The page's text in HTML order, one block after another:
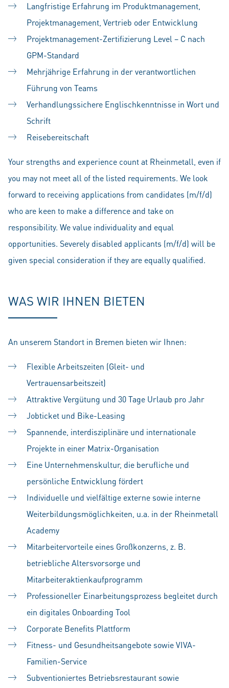
Langfristige Erfahrung im Produktmanagement,
Projektmanagement, Vertrieb oder Entwicklung
Projektmanagement-Zertifizierung Level – C nach
GPM-Standard
Mehrjährige Erfahrung in der verantwortlichen
Führung von Teams
Verhandlungssichere Englischkenntnisse in Wort und
Schrift
Reisebereitschaft
Your strengths and experience count at Rheinmetall, even if
you may not meet all of the listed requirements. We look
forward to receiving applications from candidates (m/f/d)
who are keen to make a difference and take on
responsibility. We value individuality and equal
opportunities. Severely disabled applicants (m/f/d) will be
given special consideration if they are equally qualified.
WAS WIR IHNEN BIETEN
An unserem Standort in Bremen bieten wir Ihnen:
Flexible Arbeitszeiten (Gleit- und
Vertrauensarbeitszeit)
Attraktive Vergütung und 30 Tage Urlaub pro Jahr
Jobticket und Bike-Leasing
Spannende, interdisziplinäre und internationale
Projekte in einer Matrix-Organisation
Eine Unternehmenskultur, die berufliche und
persönliche Entwicklung fördert
Individuelle und vielfältige externe sowie interne
Weiterbildungsmöglichkeiten, u.a. in der Rheinmetall
Academy
Mitarbeitervorteile eines Großkonzerns, z. B.
betriebliche Altersvorsorge und
Mitarbeiteraktienkaufprogramm
Professioneller Einarbeitungsprozess begleitet durch
ein digitales Onboarding Tool
Corporate Benefits Plattform
Fitness- und Gesundheitsangebote sowie VIVA-
Familien-Service
Subventioniertes Betriebsrestaurant sowie